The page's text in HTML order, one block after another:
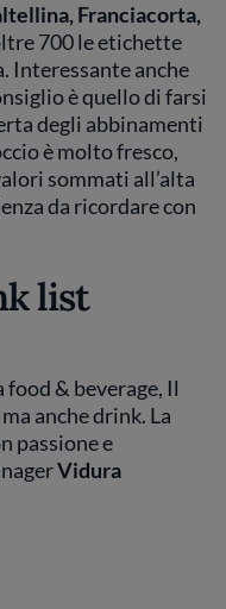
Franciacorta,
700 le etichette
Interessante anche
è quello di farsi
degli abbinamenti
è molto fresco,
sommati all’alta
da ricordare con
list
& beverage, Il
anche drink. La
passione e
Vidura